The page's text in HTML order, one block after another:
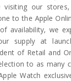
visiting our
to the Apple
availability, we
supply at
of Retail and
to as many
Watch